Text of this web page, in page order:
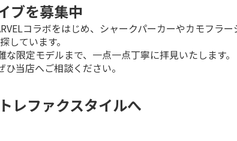
ブを募集中
コラボをはじめ、シャークパーカーやカモフラー
しています。
限定モデルまで、一点一点丁寧に拝見いたします。
当店へご相談ください。
レファクスタイルへ